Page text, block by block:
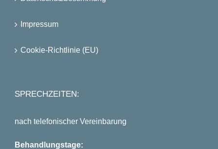
Impressum
Cookie-Richtlinie (EU)
SPRECHZEITEN:
nach telefonischer Vereinbarung
Behandlungstage: